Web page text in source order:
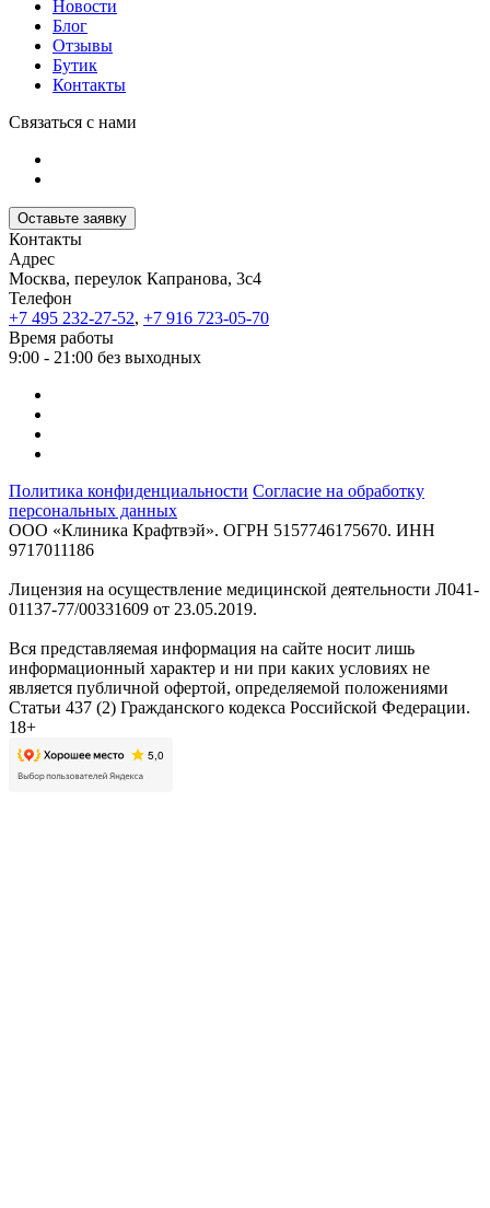
Новости
Блог
Отзывы
Бутик
Контакты
Связаться с нами
Оставьте заявку
Контакты
Адрес
Москва, переулок Капранова, 3с4
Телефон
+7 495 232-27-52, +7 916 723-05-70
Время работы
9:00 - 21:00 без выходных
Политика конфиденциальности Согласие на обработку
персональных данных
ООО «Клиника Крафтвэй». ОГРН 5157746175670. ИНН
9717011186
Лицензия на осуществление медицинской деятельности Л041-
01137-77/00331609 от 23.05.2019.
Вся представляемая информация на сайте носит лишь
информационный характер и ни при каких условиях не
является публичной офертой, определяемой положениями
Статьи 437 (2) Гражданского кодекса Российской Федерации.
18+